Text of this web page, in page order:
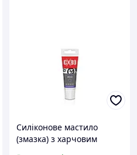
Силіконове мастило
(змазка) з харчовим